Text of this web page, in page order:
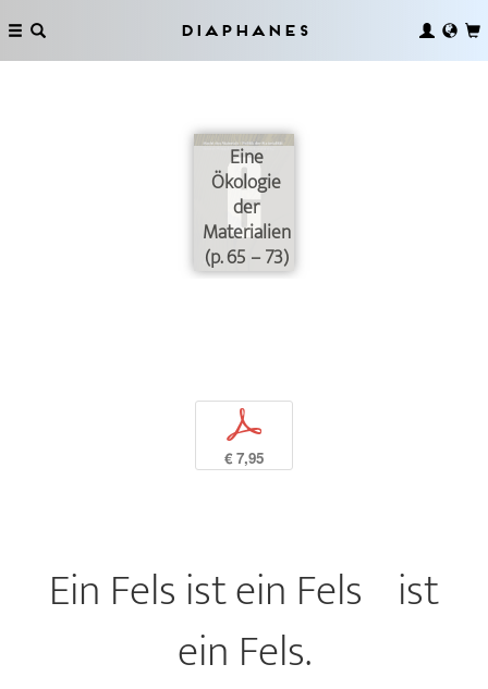
Diaphanes
Eine
Ökologie
der
Materialien
(p. 65 – 73)
p
€ 7,95
Ein Fels ­ist ein Fels ist
ein Fels.